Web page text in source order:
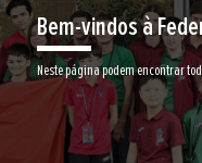
Bem-vindos à
Neste página podem encontrar